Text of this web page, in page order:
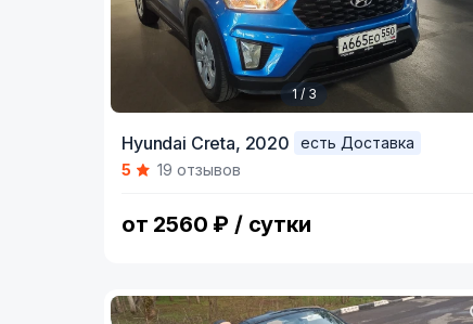
of
1 / 3
Hyundai Creta, 2020
есть Доставка
5
19 отзывов
от 2560 ₽ / сутки